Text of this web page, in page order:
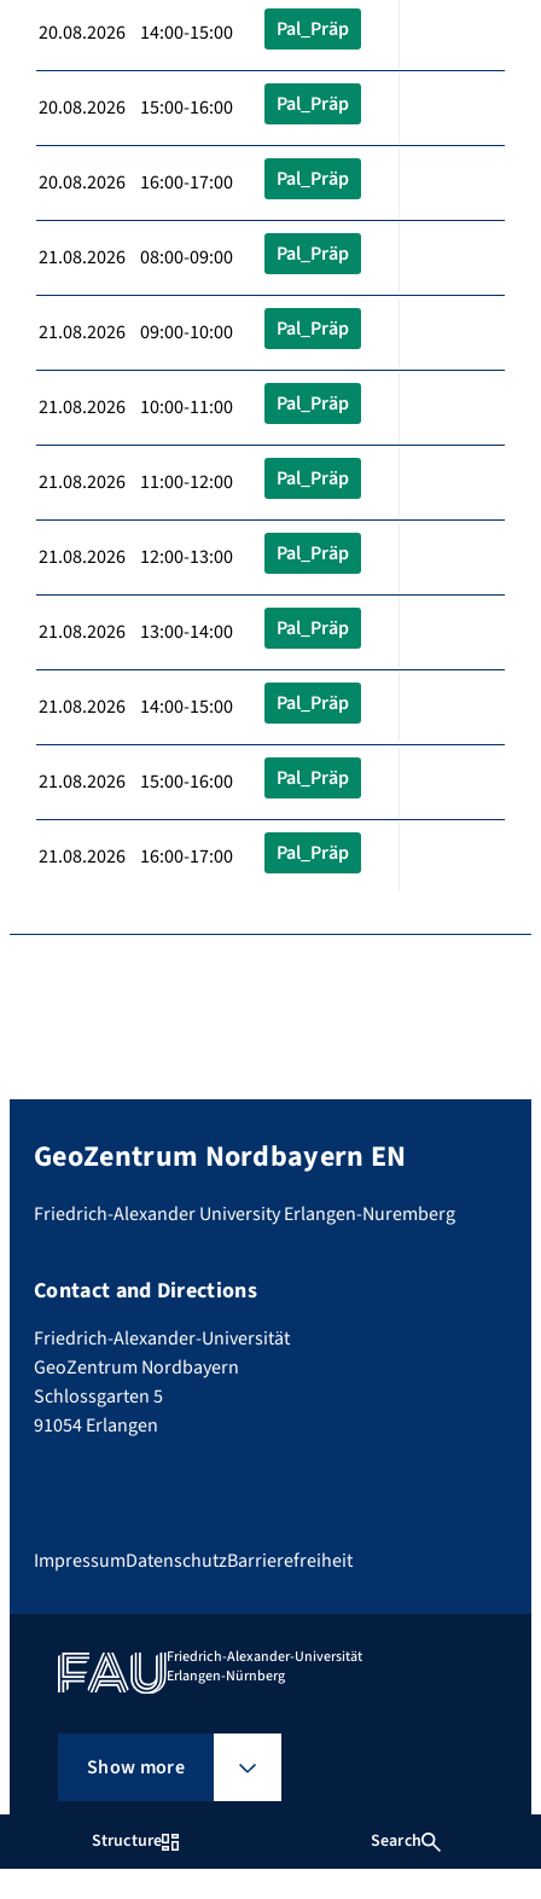
Structure Search
20.08.2026 14:00-15:00 Pal_Präp
20.08.2026 15:00-16:00 Pal_Präp
20.08.2026 16:00-17:00 Pal_Präp
21.08.2026 08:00-09:00 Pal_Präp
21.08.2026 09:00-10:00 Pal_Präp
21.08.2026 10:00-11:00 Pal_Präp
21.08.2026 11:00-12:00 Pal_Präp
21.08.2026 12:00-13:00 Pal_Präp
21.08.2026 13:00-14:00 Pal_Präp
21.08.2026 14:00-15:00 Pal_Präp
21.08.2026 15:00-16:00 Pal_Präp
21.08.2026 16:00-17:00 Pal_Präp
GeoZentrum Nordbayern EN
Friedrich-Alexander University Erlangen-Nuremberg
Contact and Directions
Friedrich-Alexander-Universität
GeoZentrum Nordbayern
Schlossgarten 5
91054 Erlangen
ImpressumDatenschutzBarrierefreiheit
Friedrich-Alexander-Universität
Erlangen-Nürnberg
Show more